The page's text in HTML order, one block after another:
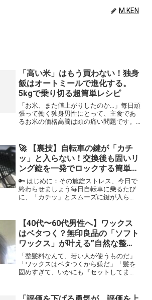
M.KEN
「高い米」はもう買わない！独身
飯はオートミールで進化する。
5kgで乗り切る超簡単レシピ
「お米、また値上がりしたのか…」毎日頑
張って働く独身男性にとって、主食であ
るお米の価格高騰は頭の痛い問題です。
キツい」そんなジレンマを抱えていませ
んか？本記事では、高騰...
🚀 【裏技】自転車の鍵が「カチ
ッ」と入らない！交換後も固いリ
ング錠を一発でロックする簡単な
方法
🔑 はじめに：その施錠ストレス、今日で
終わらせましょう毎日自転車に乗るたび
に、「カチッ」とスムーズに鍵が入ら
いませんか？特に、鍵を交換したばかり
なのにスムーズにならない...
【40代〜60代男性へ】ワックス
はベタつく？無印良品の「ソフト
ワックス」が叶える”自然な整
髪”術
「整髪料なんて、若い人が使うものだ」
「ワックスはベタつくから嫌だ」「髪を
固めすぎて、いかにも『セットしてま
で、このように感じているなら、あなた